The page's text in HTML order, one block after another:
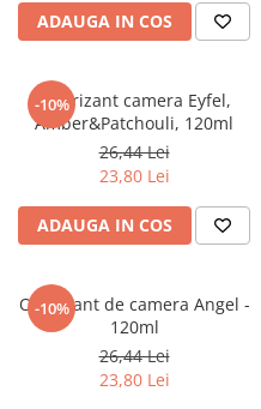
Carti erotice
Adult
Crime, Thriller, Mistery
Literatura Romana
Poezie
romantice
Senzatii/Dragoste
Senzatii/Erotic
ADAUGA IN COS
-10%
Odorizant camera Eyfel,
Amber&Patchouli, 120ml
26,44 Lei
23,80 Lei
ADAUGA IN COS
-10%
Odorizant de camera Angel -
120ml
26,44 Lei
23,80 Lei